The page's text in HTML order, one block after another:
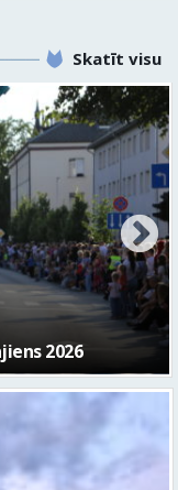
atklāj skulptūru